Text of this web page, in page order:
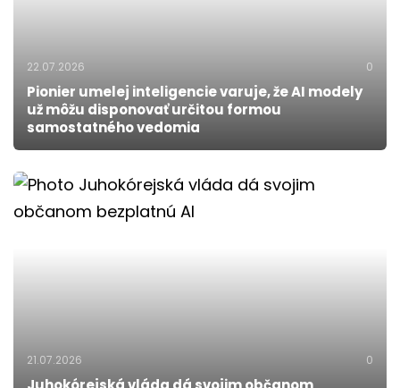
22.07.2026 0
Pionier umelej inteligencie varuje, že AI modely
už môžu disponovať určitou formou
samostatného vedomia
21.07.2026 0